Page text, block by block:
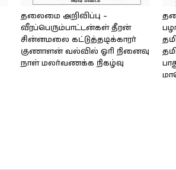
தலைமை அறிவிப்பு –
வீரப்பெரும்பாட்டன்கள் தீரன்
சின்னமலை கட்டுத்தடிக்காரர்
குணாளன் வல்வில் ஓரி நினைவு
நாள் மலர்வணக்க நிகழ்வு